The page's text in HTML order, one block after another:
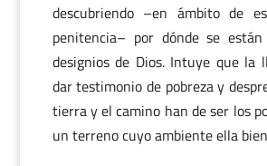
descubriendo –en ámbito de
penitencia– por dónde se
designios de Dios. Intuye que la
dar testimonio de pobreza y
tierra y el camino han de ser los
un terreno cuyo ambiente ella